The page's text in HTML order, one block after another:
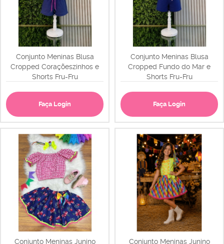
Conjunto Meninas Blusa
Cropped Coraçõeszinhos e
Shorts Fru-Fru
Faça Login
Conjunto Meninas Blusa
Cropped Fundo do Mar e
Shorts Fru-Fru
Faça Login
Conjunto Meninas Junino
Conjunto Meninas Junino